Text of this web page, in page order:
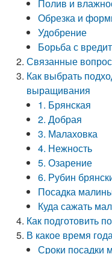
Полив и
Обрезка и
Удобрение
Борьба с
Связанные
Как выбрать
выращивания
1. Брянская
2. Добрая
3. Малаховка
4. Нежность
5. Озарение
6. Рубин
Посадка
Куда сажать
Как подготовить
В какое время
Сроки посадки